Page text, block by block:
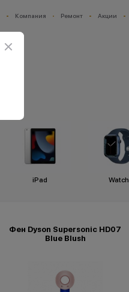
Компания Ремонт Акции
iPad Watch
Фен Dyson Supersonic HD07
Blue Blush